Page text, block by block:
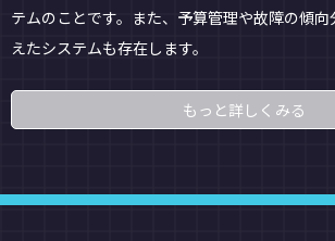
テムのことです。また、予算管理や故障の傾
えたシステムも存在します。
もっと詳しくみる